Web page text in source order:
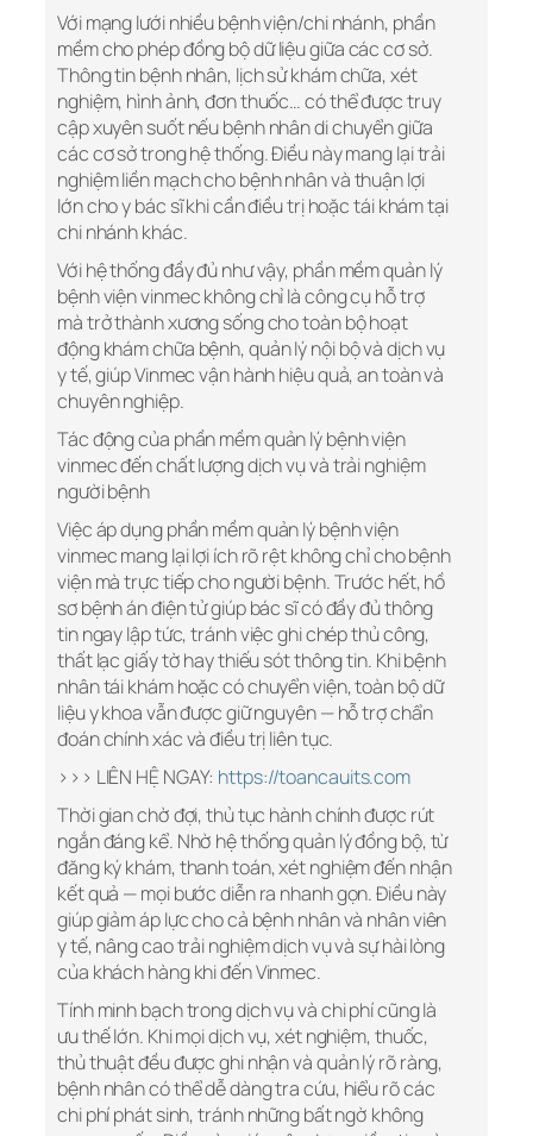
Với mạng lưới nhiều bệnh viện/chi nhánh, phần
mềm cho phép đồng bộ dữ liệu giữa các cơ sở.
Thông tin bệnh nhân, lịch sử khám chữa, xét
nghiệm, hình ảnh, đơn thuốc… có thể được truy
cập xuyên suốt nếu bệnh nhân di chuyển giữa
các cơ sở trong hệ thống. Điều này mang lại trải
nghiệm liền mạch cho bệnh nhân và thuận lợi
lớn cho y bác sĩ khi cần điều trị hoặc tái khám tại
chi nhánh khác.
Với hệ thống đầy đủ như vậy, phần mềm quản lý
bệnh viện vinmec không chỉ là công cụ hỗ trợ
mà trở thành xương sống cho toàn bộ hoạt
động khám chữa bệnh, quản lý nội bộ và dịch vụ
y tế, giúp Vinmec vận hành hiệu quả, an toàn và
chuyên nghiệp.
Tác động của phần mềm quản lý bệnh viện
vinmec đến chất lượng dịch vụ và trải nghiệm
người bệnh
Việc áp dụng phần mềm quản lý bệnh viện
vinmec mang lại lợi ích rõ rệt không chỉ cho bệnh
viện mà trực tiếp cho người bệnh. Trước hết, hồ
sơ bệnh án điện tử giúp bác sĩ có đầy đủ thông
tin ngay lập tức, tránh việc ghi chép thủ công,
thất lạc giấy tờ hay thiếu sót thông tin. Khi bệnh
nhân tái khám hoặc có chuyển viện, toàn bộ dữ
liệu y khoa vẫn được giữ nguyên — hỗ trợ chẩn
đoán chính xác và điều trị liên tục.
>>> LIÊN HỆ NGAY: https://toancauits.com
Thời gian chờ đợi, thủ tục hành chính được rút
ngắn đáng kể. Nhờ hệ thống quản lý đồng bộ, từ
đăng ký khám, thanh toán, xét nghiệm đến nhận
kết quả — mọi bước diễn ra nhanh gọn. Điều này
giúp giảm áp lực cho cả bệnh nhân và nhân viên
y tế, nâng cao trải nghiệm dịch vụ và sự hài lòng
của khách hàng khi đến Vinmec.
Tính minh bạch trong dịch vụ và chi phí cũng là
ưu thế lớn. Khi mọi dịch vụ, xét nghiệm, thuốc,
thủ thuật đều được ghi nhận và quản lý rõ ràng,
bệnh nhân có thể dễ dàng tra cứu, hiểu rõ các
chi phí phát sinh, tránh những bất ngờ không